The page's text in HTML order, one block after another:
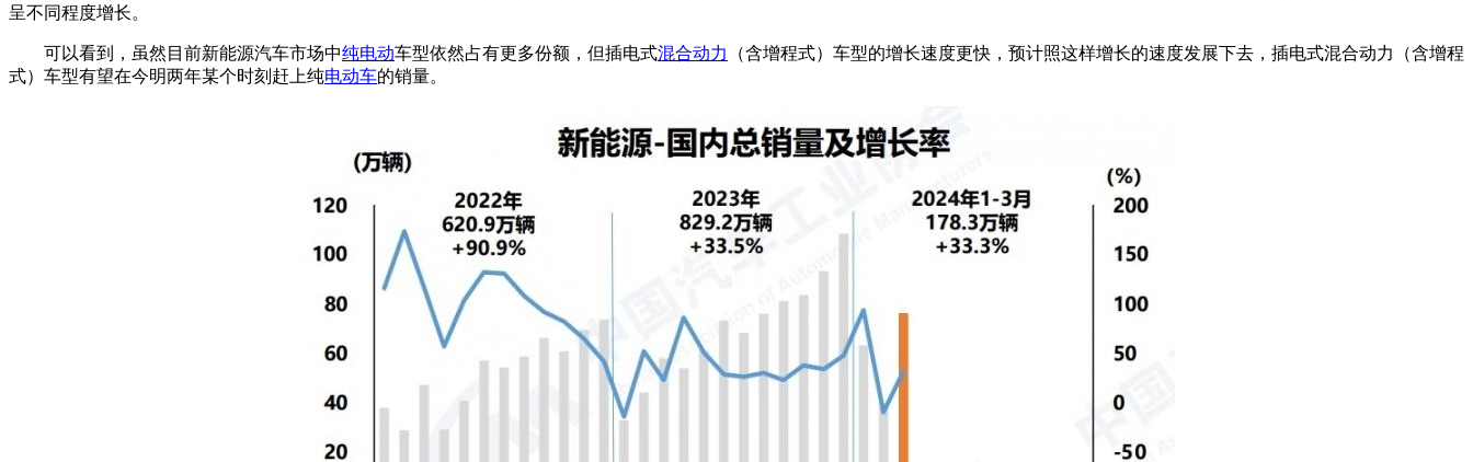
呈不同程度增长。
可以看到，虽然目前新能源汽车市场中纯电动车型依然占有更多份额，但插电式混合动力
（含增程式）车型的增长速度更快，预计照这样增长的速度发展下去，插电式混合动力（含增程
式）车型有望在今明两年某个时刻赶上纯电动车的销量。